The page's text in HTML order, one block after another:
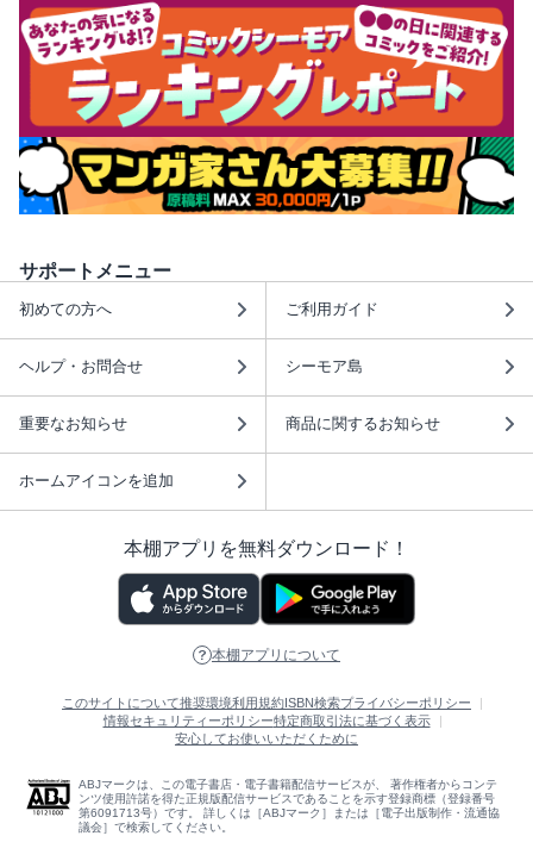
サポートメニュー
初めての方へ ご利用ガイド
ヘルプ・お問合せ シーモア島
重要なお知らせ 商品に関するお知らせ
ホームアイコンを追加
本棚アプリを無料ダウンロード！
本棚アプリについて
このサイトについて推奨環境利用規約ISBN検索プライバシーポリシー
情報セキュリティーポリシー特定商取引法に基づく表示
安心してお使いいただくために
ABJマークは、この電子書店・電子書籍配信サービスが、 著作権者からコンテ
ンツ使用許諾を得た正規版配信サービスであることを示す登録商標（登録番号
第6091713号）です。 詳しくは［ABJマーク］または［電子出版制作・流通協
議会］で検索してください。